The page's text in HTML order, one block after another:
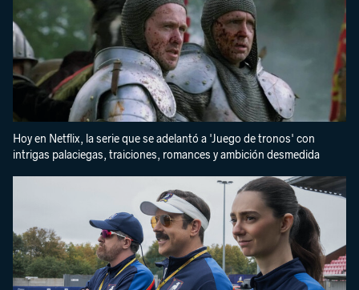
Hoy en Netflix, la serie que se adelantó a 'Juego de tronos' con
intrigas palaciegas, traiciones, romances y ambición desmedida